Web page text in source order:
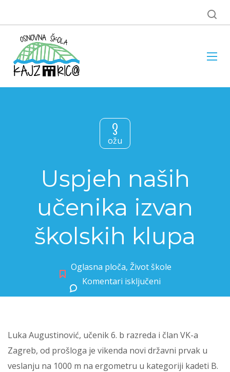
3
ožu
Uspjeh naših
učenika izvan
školskih klupa
Oglasna ploča, Život škole
Komentari isključeni
Luka Augustinović, učenik 6. b razreda i član VK-a
Zagreb, od prošloga je vikenda novi državni prvak u
veslanju na 1000 m na ergometru u kategoriji kadeti B.